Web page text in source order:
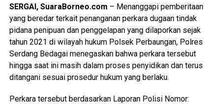
SERGAI, SuaraBorneo.com – Menanggapi pemberitaan
yang beredar terkait penanganan perkara dugaan tindak
pidana penipuan dan penggelapan yang dilaporkan sejak
tahun 2021 di wilayah hukum Polsek Perbaungan, Polres
Serdang Bedagai menegaskan bahwa perkara tersebut
hingga saat ini masih dalam proses penyidikan dan terus
ditangani sesuai prosedur hukum yang berlaku.
Perkara tersebut berdasarkan Laporan Polisi Nomor: